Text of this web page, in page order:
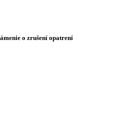
o zrušení opatrení